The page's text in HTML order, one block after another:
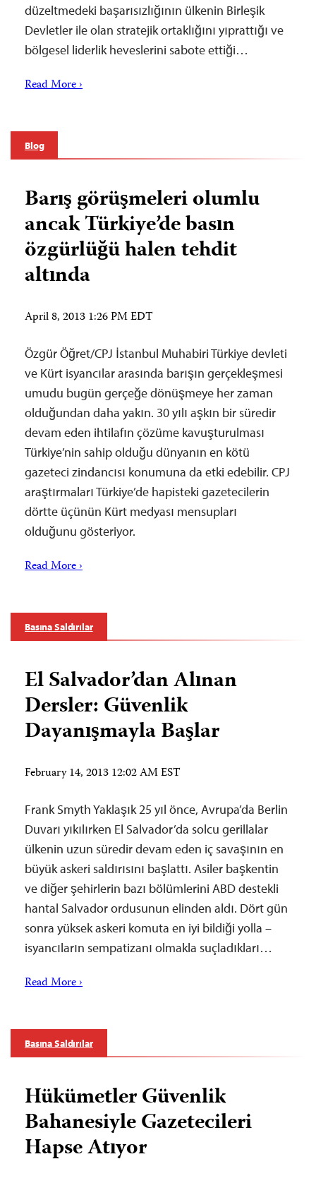
düzeltmedeki başarısızlığının ülkenin Birleşik
Devletler ile olan stratejik ortaklığını yıprattığı ve
bölgesel liderlik heveslerini sabote ettiği…
Read More ›
Blog
Barış görüşmeleri olumlu
ancak Türkiye’de basın
özgürlüğü halen tehdit
altında
April 8, 2013 1:26 PM EDT
Özgür Öğret/CPJ İstanbul Muhabiri Türkiye devleti
ve Kürt isyancılar arasında barışın gerçekleşmesi
umudu bugün gerçeğe dönüşmeye her zaman
olduğundan daha yakın. 30 yılı aşkın bir süredir
devam eden ihtilafın çözüme kavuşturulması
Türkiye’nin sahip olduğu dünyanın en kötü
gazeteci zindancısı konumuna da etki edebilir. CPJ
araştırmaları Türkiye’de hapisteki gazetecilerin
dörtte üçünün Kürt medyası mensupları
olduğunu gösteriyor.
Read More ›
Basına Saldırılar
El Salvador’dan Alınan
Dersler: Güvenlik
Dayanışmayla Başlar
February 14, 2013 12:02 AM EST
Frank Smyth Yaklaşık 25 yıl önce, Avrupa’da Berlin
Duvarı yıkılırken El Salvador’da solcu gerillalar
ülkenin uzun süredir devam eden iç savaşının en
büyük askeri saldırısını başlattı. Asiler başkentin
ve diğer şehirlerin bazı bölümlerini ABD destekli
hantal Salvador ordusunun elinden aldı. Dört gün
sonra yüksek askeri komuta en iyi bildiği yolla –
isyancıların sempatizanı olmakla suçladıkları…
Read More ›
Basına Saldırılar
Hükümetler Güvenlik
Bahanesiyle Gazetecileri
Hapse Atıyor